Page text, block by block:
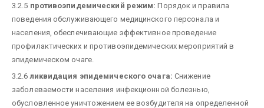
3.2.5 противоэпидемический режим: Порядок и правила
поведения обслуживающего медицинского персонала и
населения, обеспечивающие эффективное проведение
профилактических и противоэпидемических мероприятий в
эпидемическом очаге.
3.2.6 ликвидация эпидемического очага: Снижение
заболеваемости населения инфекционной болезнью,
обусловленное уничтожением ее возбудителя на определенной